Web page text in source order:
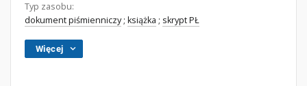
Typ zasobu:
dokument piśmienniczy; książka ; skrypt PŁ
Więcej